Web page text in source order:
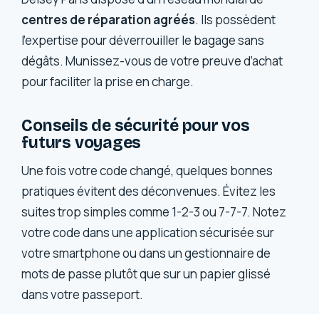
centres de réparation agréés. Ils possèdent
l’expertise pour déverrouiller le bagage sans
dégâts. Munissez-vous de votre preuve d’achat
pour faciliter la prise en charge.
Conseils de sécurité pour vos
futurs voyages
Une fois votre code changé, quelques bonnes
pratiques évitent des déconvenues. Évitez les
suites trop simples comme 1-2-3 ou 7-7-7. Notez
votre code dans une application sécurisée sur
votre smartphone ou dans un gestionnaire de
mots de passe plutôt que sur un papier glissé
dans votre passeport.